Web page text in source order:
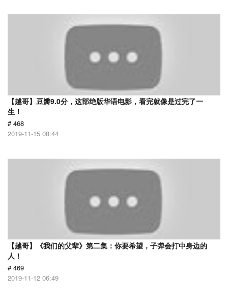
【越哥】豆瓣9.0分，这部绝版华语电影，看完就像是过完了一
生！
# 468
2019-11-15 08:44
【越哥】《我们的父辈》第二集：你要希望，子弹会打中身边的
人！
# 469
2019-11-12 06:49